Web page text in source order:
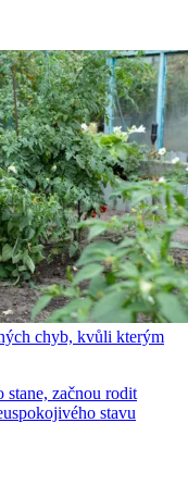
chyb, kvůli kterým
stane, začnou rodit
stavu